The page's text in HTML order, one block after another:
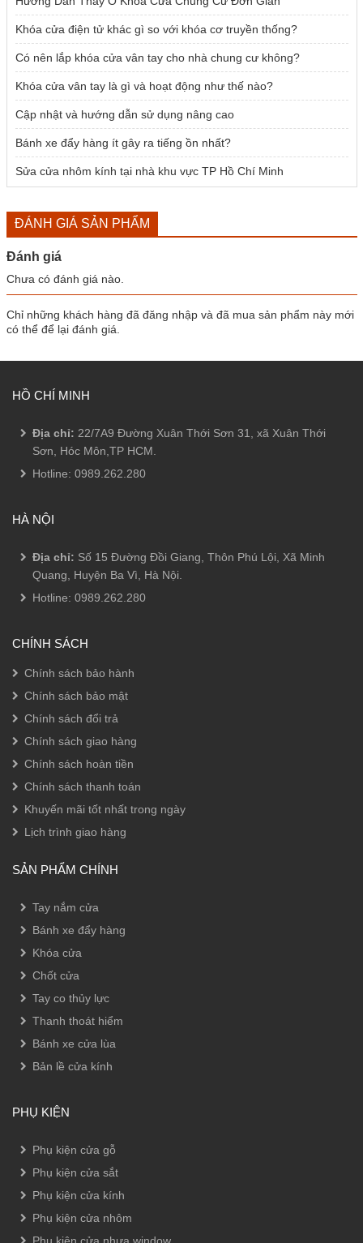
Khóa cửa điện tử khác gì so với khóa cơ truyền thống?
Có nên lắp khóa cửa vân tay cho nhà chung cư không?
Khóa cửa vân tay là gì và hoạt động như thế nào?
Cập nhật và hướng dẫn sử dụng nâng cao
Bánh xe đẩy hàng ít gây ra tiếng ồn nhất?
Sửa cửa nhôm kính tại nhà khu vực TP Hồ Chí Minh
ĐÁNH GIÁ SẢN PHẨM
Đánh giá
Chưa có đánh giá nào.
Chỉ những khách hàng đã đăng nhập và đã mua sản phẩm này mới
có thể để lại đánh giá.
HỒ CHÍ MINH
Địa chỉ: 22/7A9 Đường Xuân Thới Sơn 31, xã Xuân Thới
Sơn, Hóc Môn,TP HCM.
Hotline: 0989.262.280
HÀ NỘI
Địa chỉ: Số 15 Đường Đồi Giang, Thôn Phú Lội, Xã Minh
Quang, Huyện Ba Vì, Hà Nội.
Hotline: 0989.262.280
CHÍNH SÁCH
Chính sách bảo hành
Chính sách bảo mật
Chính sách đổi trả
Chính sách giao hàng
Chính sách hoàn tiền
Chính sách thanh toán
Khuyến mãi tốt nhất trong ngày
Lịch trình giao hàng
SẢN PHẨM CHÍNH
Tay nắm cửa
Bánh xe đẩy hàng
Khóa cửa
Chốt cửa
Tay co thủy lực
Thanh thoát hiểm
Bánh xe cửa lùa
Bản lề cửa kính
PHỤ KIỆN
Phụ kiện cửa gỗ
Phụ kiện cửa sắt
Phụ kiện cửa kính
Phụ kiện cửa nhôm